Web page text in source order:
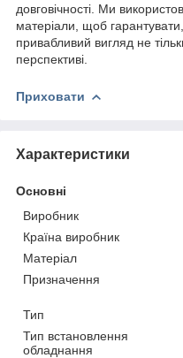
довговічності. Ми
матеріали, щоб
привабливий вигляд не
перспективі.
Приховати
Характеристики
Основні
Виробник
Країна виробник
Матеріал
Призначення
Тип
Тип встановлення
обладнання